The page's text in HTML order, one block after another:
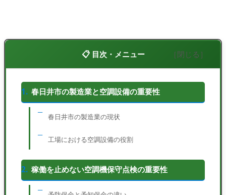
目次・メニュー
春日井市の製造業と空調設備の重要性
春日井市の製造業の現状
工場における空調設備の役割
稼働を止めない空調機保守点検の重要性